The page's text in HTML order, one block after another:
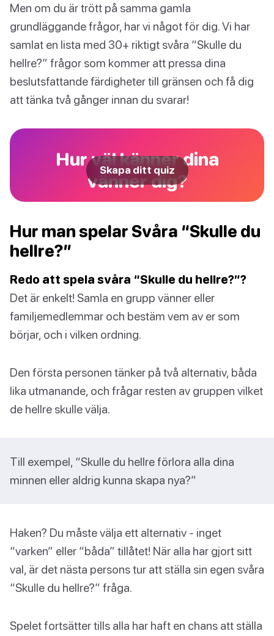
Men om du är trött på samma gamla
grundläggande frågor, har vi något för dig. Vi har
samlat en lista med 30+ riktigt svåra “Skulle du
hellre?” frågor som kommer att pressa dina
beslutsfattande färdigheter till gränsen och få dig
att tänka två gånger innan du svarar!
Hur väl känner dina
vänner dig?
Skapa ditt quiz
Hur man spelar Svåra “Skulle du
hellre?”
Redo att spela svåra “Skulle du hellre?”?
Det är enkelt! Samla en grupp vänner eller
familjemedlemmar och bestäm vem av er som
börjar, och i vilken ordning.
Den första personen tänker på två alternativ, båda
lika utmanande, och frågar resten av gruppen vilket
de hellre skulle välja.
Till exempel, “Skulle du hellre förlora alla dina
minnen eller aldrig kunna skapa nya?”
Haken? Du måste välja ett alternativ - inget
“varken” eller “båda” tillåtet! När alla har gjort sitt
val, är det nästa persons tur att ställa sin egen svåra
“Skulle du hellre?” fråga.
Spelet fortsätter tills alla har haft en chans att ställa